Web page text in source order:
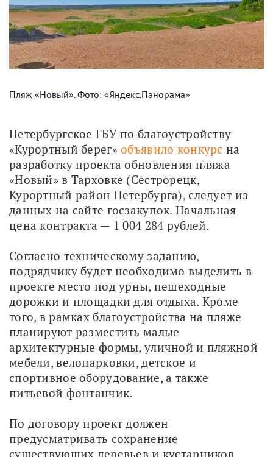
Пляж «Новый». Фото: «Яндекс.Панорама»
Петербургское ГБУ по благоустройству
«Курортный берег» объявило конкурс на
разработку проекта обновления пляжа
«Новый» в Тарховке (Сестрорецк,
Курортный район Петербурга), следует из
данных на сайте госзакупок. Начальная
цена контракта — 1 004 284 рублей.
Согласно техническому заданию,
подрядчику будет необходимо выделить в
проекте место под урны, пешеходные
дорожки и площадки для отдыха. Кроме
того, в рамках благоустройства на пляже
планируют разместить малые
архитектурные формы, уличной и пляжной
мебели, велопарковки, детское и
спортивное оборудование, а также
питьевой фонтанчик.
По договору проект должен
предусматривать сохранение
существующих деревьев и кустарников.